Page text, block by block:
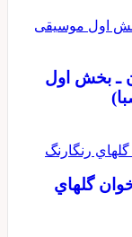
ـ بخش اول
گلهاي